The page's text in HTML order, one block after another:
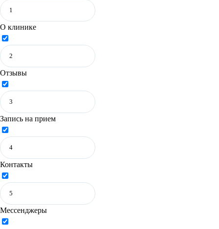
О клинике
Отзывы
Запись на прием
Контакты
Мессенджеры